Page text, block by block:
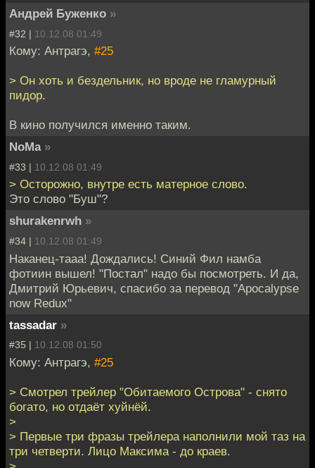
Андрей Буженко »
#32 | 10.12.08 01:49
Кому: Антрагэ, #25
> Он хоть и бездельник, но вроде не гламурный
пидор.
В кино получился именно таким.
NoMa »
#33 | 10.12.08 01:49
> Осторожно, внутре есть матерное слово.
Это слово "Буш"?
shurakenrwh »
#34 | 10.12.08 01:49
Наканец-тааа! Дождались! Синий Фил намба
фотиин вышел! "Постал" надо бы посмотреть. И да,
Дмитрий Юрьевич, спасибо за перевод "Apocalypse
now Redux"
tassadar »
#35 | 10.12.08 01:50
Кому: Антрагэ, #25
> Смотрел трейлер "Обитаемого Острова" - снято
богато, но отдаёт хуйнёй.
>
> Первые три фразы трейлера наполнили мой таз на
три четверти. Лицо Максима - до краев.